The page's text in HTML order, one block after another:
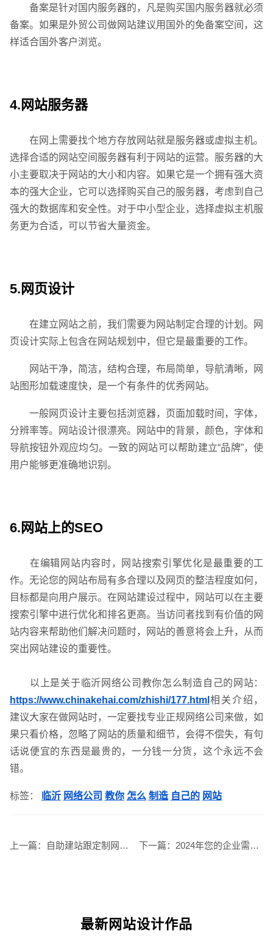
备案是针对国内服务器的，凡是购买国内服务器就必须
备案。如果是外贸公司做网站建议用国外的免备案空间，这
样适合国外客户浏览。
4.网站服务器
在网上需要找个地方存放网站就是服务器或虚拟主机。
选择合适的网站空间服务器有利于网站的运营。服务器的大
小主要取决于网站的大小和内容。如果它是一个拥有强大资
本的强大企业，它可以选择购买自己的服务器，考虑到自己
强大的数据库和安全性。对于中小型企业，选择虚拟主机服
务更为合适，可以节省大量资金。
5.网页设计
在建立网站之前，我们需要为网站制定合理的计划。网
页设计实际上包含在网站规划中，但它是最重要的工作。
网站干净，简洁，结构合理，布局简单，导航清晰，网
站图形加载速度快，是一个有条件的优秀网站。
一般网页设计主要包括浏览器，页面加载时间，字体，
分辨率等。网站设计很漂亮。网站中的背景，颜色，字体和
导航按钮外观应均匀。一致的网站可以帮助建立“品牌”，使
用户能够更准确地识别。
6.网站上的SEO
在编辑网站内容时，网站搜索引擎优化是最重要的工
作。无论您的网站布局有多合理以及网页的整洁程度如何，
目标都是向用户展示。在网站建设过程中，网站可以在主要
搜索引擎中进行优化和排名更高。当访问者找到有价值的网
站内容来帮助他们解决问题时，网站的善意将会上升，从而
突出网站建设的重要性。
以上是关于临沂网络公司教你怎么制造自己的网站：
https://www.chinakehai.com/zhishi/177.html 相关介绍，
建议大家在做网站时，一定要找专业正规网络公司来做，如
果只看价格，忽略了网站的质量和细节，会得不偿失，有句
话说便宜的东西是最贵的，一分钱一分货，这个永远不会
错。
标签： 临沂 网络公司 教你 怎么 制造 自己的 网站
上一篇： 自助建站跟定制网站设计哪个更好 下一篇：2024年您的企业需要应用程序的 5 大理由
最新网站设计作品
企业网站建设 · 营销型网站建设 · SEO搜索优
GEO生成式引擎优化 外贸独立站建设
英文及多语言网站建设
网站运维与内容优化